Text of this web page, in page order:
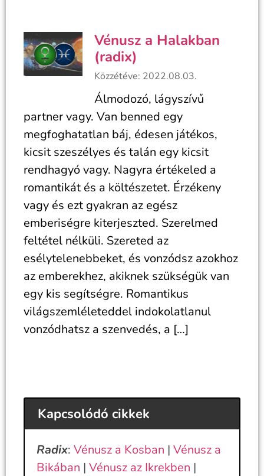
Vénusz a Halakban
(radix)
Közzétéve: 2022.08.03.
Álmodozó, lágyszívű
partner vagy. Van benned egy
megfoghatatlan báj, édesen játékos,
kicsit szeszélyes és talán egy kicsit
rendhagyó vagy. Nagyra értékeled a
romantikát és a költészetet. Érzékeny
vagy és ezt gyakran az egész
emberiségre kiterjeszted. Szerelmed
feltétel nélküli. Szereted az
esélytelenebbeket, és vonzódsz azokhoz
az emberekhez, akiknek szükségük van
egy kis segítségre. Romantikus
világszemléleteddel indokolatlanul
vonzódhatsz a szenvedés, a […]
Kapcsolódó cikkek
Radix: Vénusz a Kosban | Vénusz a
Bikában | Vénusz az Ikrekben |